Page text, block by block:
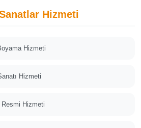
Hizmeti
Hizmeti
Hizmeti
Hizmeti